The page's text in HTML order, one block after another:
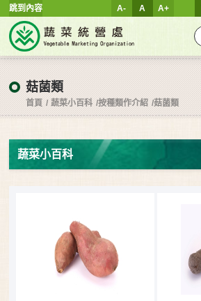
跳到內容 A- A A+
菇菌類
首頁 蔬菜小百科 按種類作介紹 菇菌類
蔬菜小百科